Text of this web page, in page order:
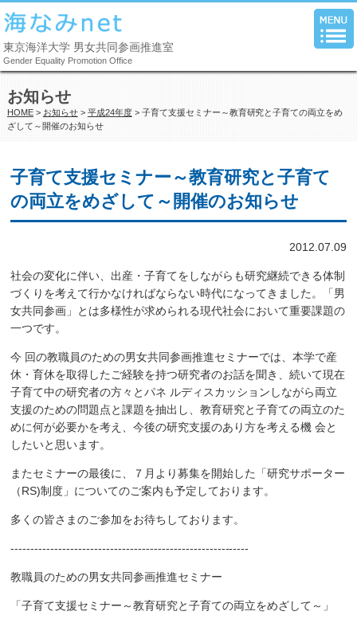
東京海洋大学 男女共同参画推進室
Gender Equality Promotion Office
お知らせ
HOME> お知らせ> 平成24年度> 子育て支援セミナー～教育研究と子育ての両立をめ
ざして～開催のお知らせ
子育て支援セミナー～教育研究と子育て
の両立をめざして～開催のお知らせ
2012.07.09
社会の変化に伴い、出産・子育てをしながらも研究継続できる体制
づくりを考えて行かなければならない時代になってきました。「男
女共同参画」とは多様性が求められる現代社会において重要課題の
一つです。
今 回の教職員のための男女共同参画推進セミナーでは、本学で産
休・育休を取得したご経験を持つ研究者のお話を聞き、続いて現在
子育て中の研究者の方々とパネ ルディスカッションしながら両立
支援のための問題点と課題を抽出し、教育研究と子育ての両立のた
めに何が必要かを考え、今後の研究支援のあり方を考える機 会と
したいと思います。
またセミナーの最後に、７月より募集を開始した「研究サポーター
（RS)制度」についてのご案内も予定しております。
多くの皆さまのご参加をお待ちしております。
------------------------------------------------------------
教職員のための男女共同参画推進セミナー
「子育て支援セミナー～教育研究と子育ての両立をめざして～」